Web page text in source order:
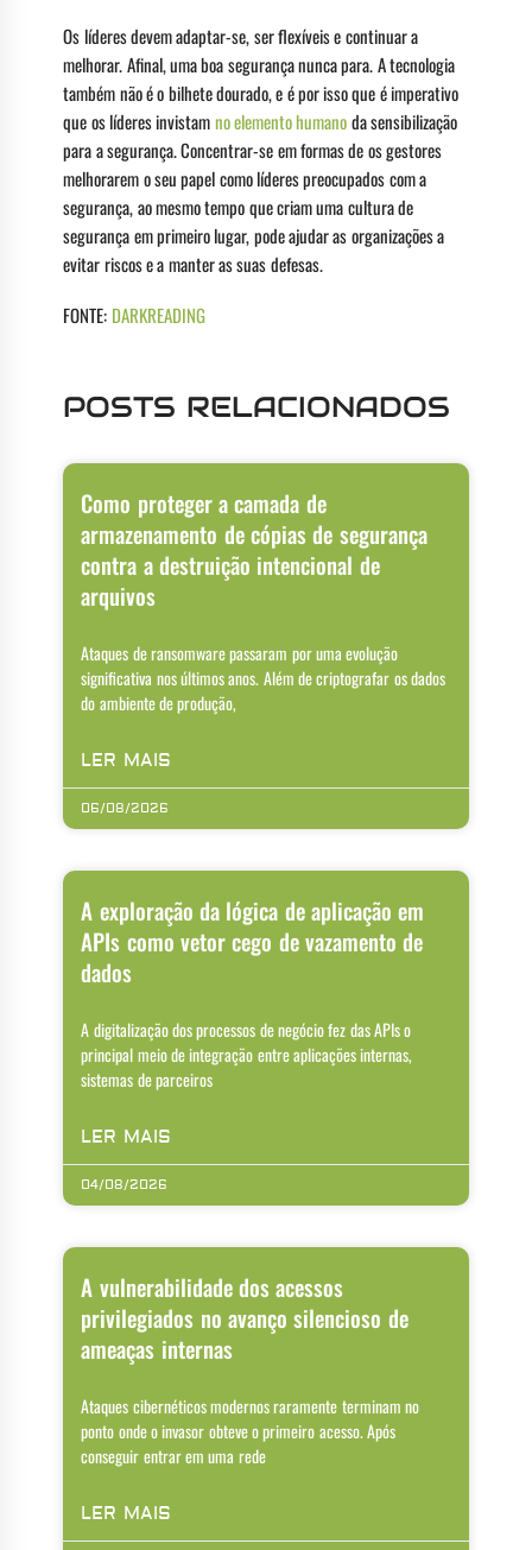
Os líderes devem adaptar-se, ser flexíveis e continuar a
melhorar. Afinal, uma boa segurança nunca para. A tecnologia
também não é o bilhete dourado, e é por isso que é imperativo
que os líderes invistamno elemento humanoda sensibilização
para a segurança. Concentrar-se em formas de os gestores
melhorarem o seu papel como líderes preocupados com a
segurança, ao mesmo tempo que criam uma cultura de
segurança em primeiro lugar, pode ajudar as organizações a
evitar riscos e a manter as suas defesas.
FONTE: DARKREADING
POSTS RELACIONADOS
Como proteger a camada de
armazenamento de cópias de segurança
contra a destruição intencional de
arquivos
Ataques de ransomware passaram por uma evolução
significativa nos últimos anos. Além de criptografar os dados
do ambiente de produção,
LER MAIS
06/08/2026
A exploração da lógica de aplicação em
APIs como vetor cego de vazamento de
dados
A digitalização dos processos de negócio fez das APIs o
principal meio de integração entre aplicações internas,
sistemas de parceiros
LER MAIS
04/08/2026
A vulnerabilidade dos acessos
privilegiados no avanço silencioso de
ameaças internas
Ataques cibernéticos modernos raramente terminam no
ponto onde o invasor obteve o primeiro acesso. Após
conseguir entrar em uma rede
LER MAIS